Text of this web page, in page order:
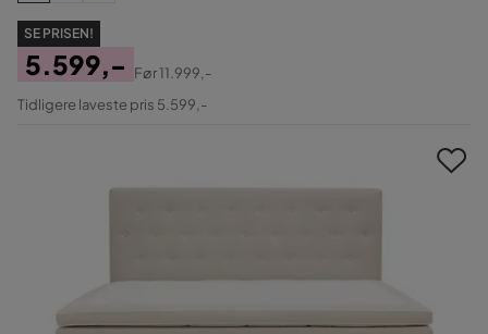
SE PRISEN!
Pris
5.599,-
Original
Før11.999,-
Tidligere laveste pris 5.599,-